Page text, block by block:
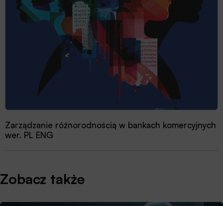
Zarządzanie różnorodnością w bankach komercyjnych
wer. PL ENG
Zobacz także